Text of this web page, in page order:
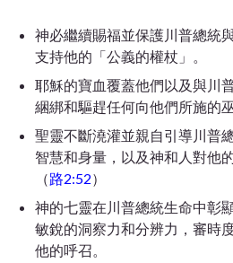
神必繼續賜福並保護川普總統
支持他的「公義的權杖」。
耶穌的寶血覆蓋他們以及與川
綑綁和驅趕任何向他們所施的
聖靈不斷澆灌並親自引導川普
智慧和身量，以及神和人對他
（路2:52）
神的七靈在川普總統生命中彰
敏銳的洞察力和分辨力，審時
他的呼召。